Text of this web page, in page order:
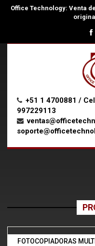
Office Technology: Venta
+51 1 4700881 /
997229113
FOTOCOPIADORAS